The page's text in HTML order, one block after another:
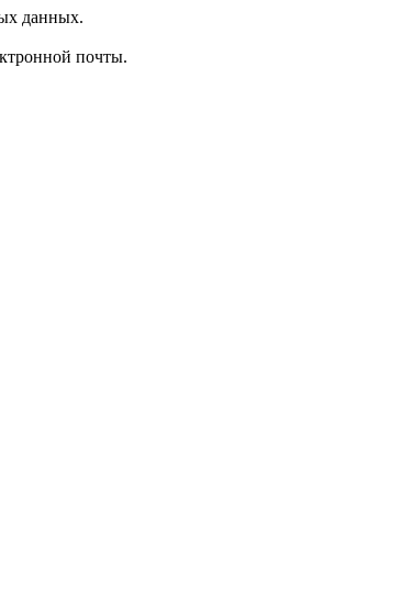
данных.
почты.